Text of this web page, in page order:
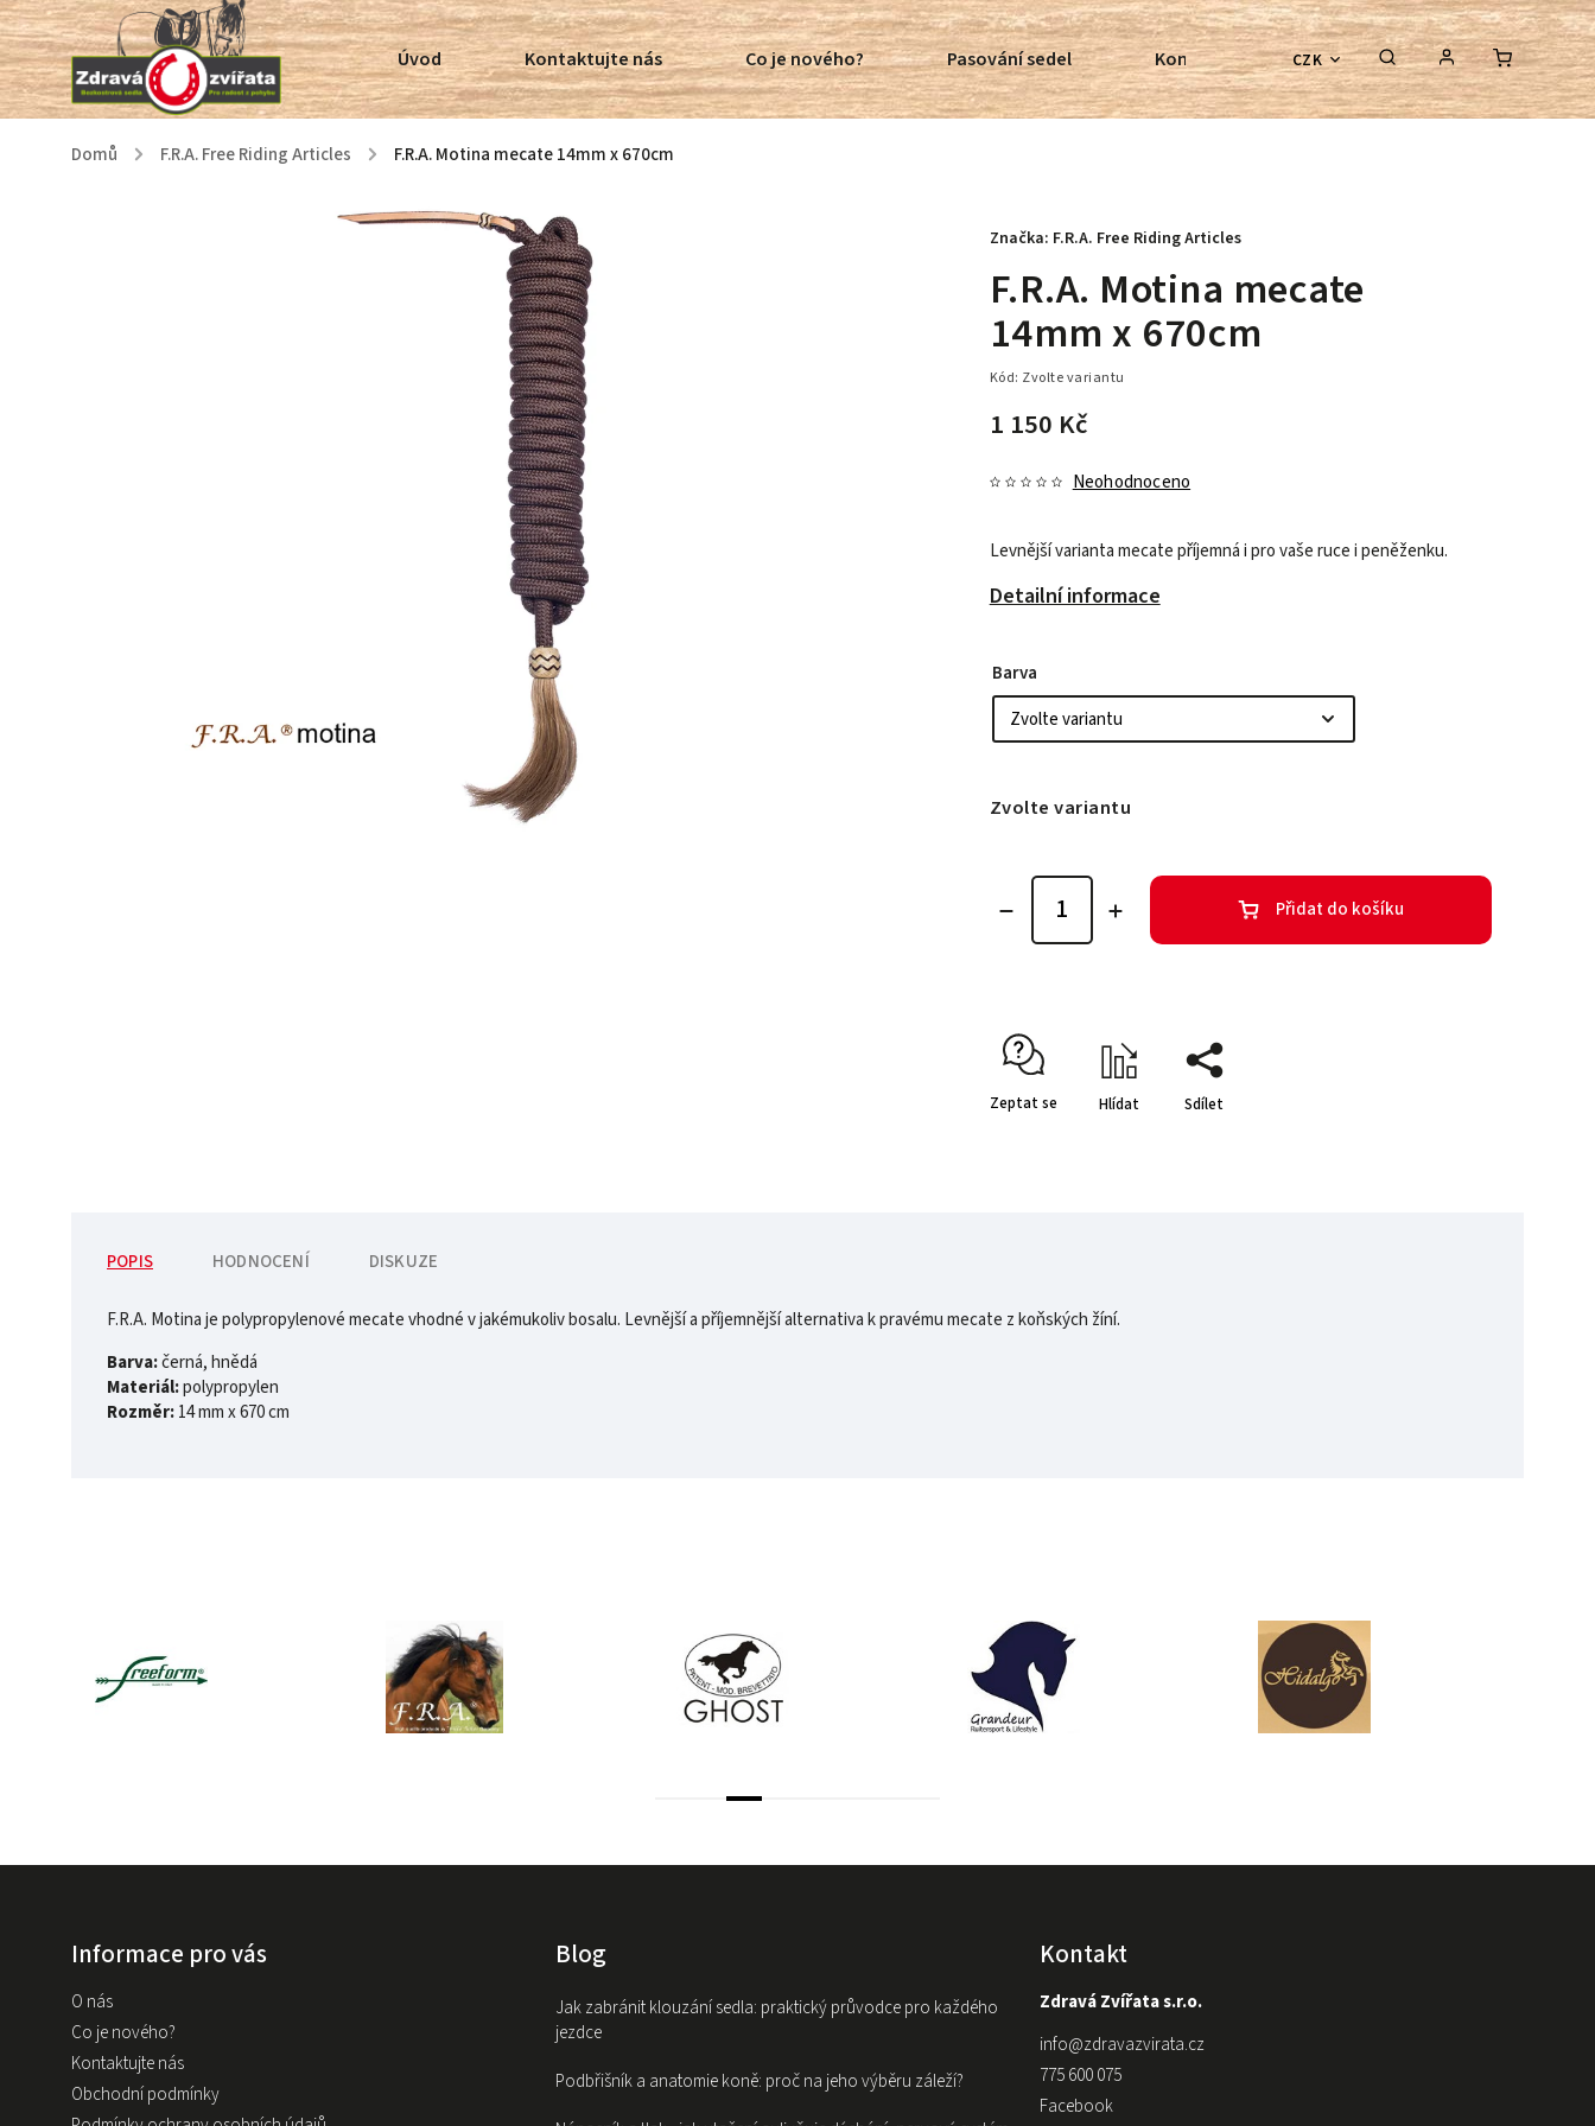
CZK
Úvod Kontaktujte nás Co je nového? Pasování sedel Kontroly bezkostrových sedel Poradenství
Domů / F.R.A. Free Riding Articles / F.R.A. Motina mecate 14mm x 670cm
F.R.A. Motina mecate
14mm x 670cm
Kód: Zvolte variantu
1 150 Kč
Neohodnoceno
Levnější varianta mecate příjemná i pro vaše ruce i peněženku.
Detailní informace
Značka: F.R.A. Free Riding Articles
Barva
Zvolte variantu
Přidat do košíku
Zeptat se Hlídat Sdílet
POPIS HODNOCENÍ DISKUZE
F.R.A. Motina je polypropylenové mecate vhodné v jakémukoliv bosalu. Levnější a příjemnější alternativa k pravému mecate z koňských žíní.
Barva:černá, hnědá
Materiál:polypropylen
Rozměr:14 mm x 670 cm
Informace pro vás
O nás
Co je nového?
Kontaktujte nás
Obchodní podmínky
Blog
Jak zabránit klouzání sedla: praktický průvodce pro každého
jezdce
Podbřišník a anatomie koně: proč na jeho výběru záleží?
Kontakt
Zdravá Zvířata s.r.o.
info@zdravazvirata.cz
775 600 075
Facebook